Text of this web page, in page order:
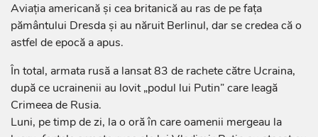
Aviaţia americană şi cea britanică au ras de pe faţa
pământului Dresda şi au năruit Berlinul, dar se credea că o
astfel de epocă a apus.
În total, armata rusă a lansat 83 de rachete către Ucraina,
după ce ucrainenii au lovit „podul lui Putin” care leagă
Crimeea de Rusia.
Luni, pe timp de zi, la o oră în care oamenii mergeau la